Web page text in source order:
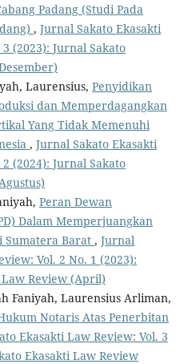
Padang (Studi Pada
, Jurnal Sakato Ekasakti
(2023): Jurnal Sakato
Laurensius, Penyidikan
dan Memperdagangkan
Yang Tidak Memenuhi
, Jurnal Sakato Ekasakti
(2024): Jurnal Sakato
Peran Dewan
Dalam Memperjuangkan
Sumatera Barat , Jurnal
Vol. 2 No. 1 (2023):
Review (April)
Faniyah, Laurensius Arliman,
Notaris Atas Penerbitan
Ekasakti Law Review: Vol. 3
Ekasakti Law Review